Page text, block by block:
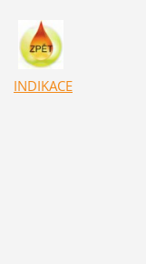
INDIKACE